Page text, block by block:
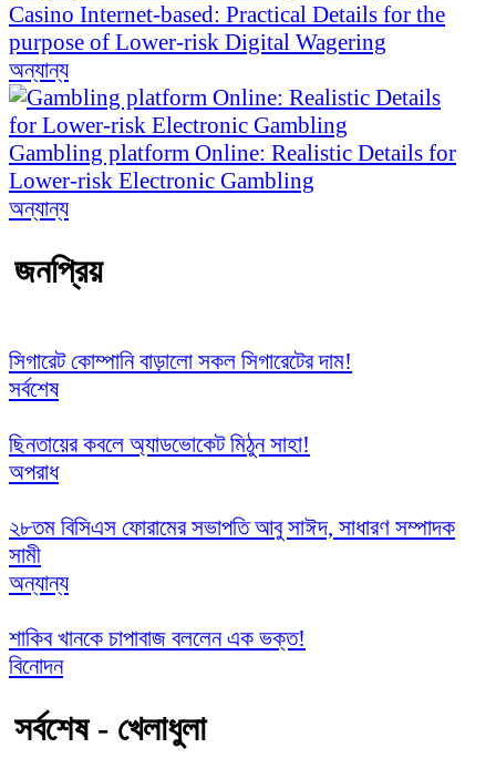
Casino Internet-based: Practical Details for the
purpose of Lower-risk Digital Wagering
অন্যান্য
Gambling platform Online: Realistic Details for
Lower-risk Electronic Gambling
অন্যান্য
জনপ্রিয়
সিগারেট কোম্পানি বাড়ালো সকল সিগারেটের দাম!
সর্বশেষ
ছিনতায়ের কবলে অ্যাডভোকেট মিঠুন সাহা!
অপরাধ
২৮তম বিসিএস ফোরামের সভাপতি আবু সাঈদ, সাধারণ সম্পাদক
সামী
অন্যান্য
শাকিব খানকে চাপাবাজ বললেন এক ভক্ত!
বিনোদন
সর্বশেষ - খেলাধুলা